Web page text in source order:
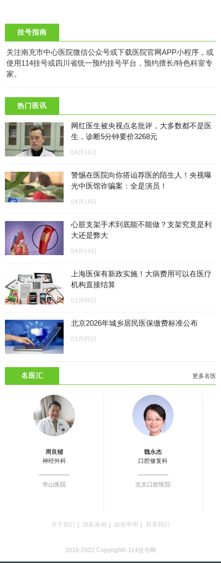
挂号指南
关注南充市中心医院微信公众号或下载医院官网APP小程序，或
使用114挂号或四川省统一预约挂号平台，预约擅长/特色科室专
家。
热门医讯
网红医生被央视点名批评，大多数都不是医
生，诊断5分钟要价3268元
04月14日
警惕在医院向你搭讪荐医的陌生人！央视曝
光中医馆诈骗案：全是演员！
04月14日
心脏支架手术到底能不能做？支架究竟是利
大还是弊大
04月14日
上海医保有新政实施！大病费用可以在医疗
机构直接结算
01月09日
北京2026年城乡居民医保缴费标准公布
01月09日
名医汇 更多名医
周良辅
神经外科
华山医院
魏永杰
口腔修复科
北京口腔医院
关于我们 隐私条例 版权申明 联系我们
2018-2022 Copyright© 114挂号网